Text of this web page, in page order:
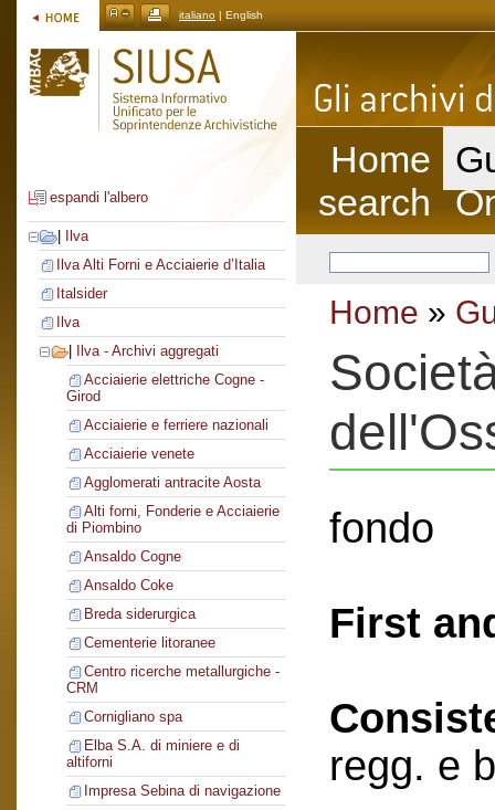
italiano | English
espandi l'albero
Ilva
Ilva Alti Forni e Acciaierie d’Italia
Italsider
Ilva
Ilva - Archivi aggregati
Acciaierie elettriche Cogne -
Girod
Acciaierie e ferriere nazionali
Acciaierie venete
Agglomerati antracite Aosta
Alti forni, Fonderie e Acciaierie
di Piombino
Ansaldo Cogne
Ansaldo Coke
Breda siderurgica
Cementerie litoranee
Centro ricerche metallurgiche -
CRM
Cornigliano spa
Elba S.A. di miniere e di
altiforni
Impresa Sebina di navigazione
Home
search
Home »
fondo
First
regg. e